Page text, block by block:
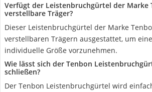
Verfügt der Leistenbruchgürtel der Marke
verstellbare Träger?
Dieser Leistenbruchgürtel der Marke
verstellbaren Trägern ausgestattet, um
individuelle Größe vorzunehmen.
Wie lässt sich der Tenbon
schließen?
Der Tenbon Leistenbruchgürtel wird